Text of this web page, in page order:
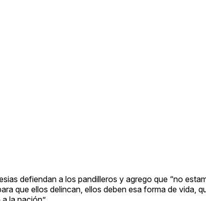
defiendan a los pandilleros y agrego que “no
que ellos delincan, ellos deben esa forma de vida,